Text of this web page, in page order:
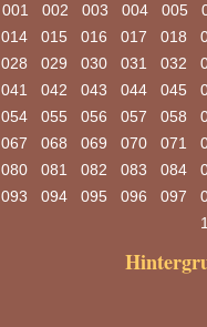
001 002 003 004 005
014
015 016 017 018
028
029 030 031 032
041
042 043 044 045
054
055 056 057 058
067
068 069 070 071
080
081 082 083 084
093
094 095 096 097